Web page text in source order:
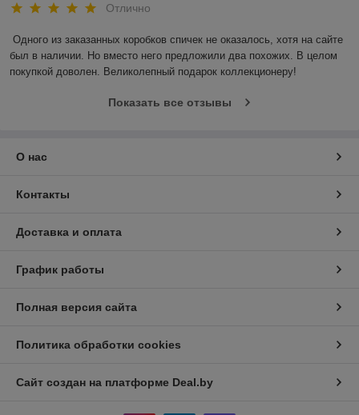
Отлично
Одного из заказанных коробков спичек не оказалось, хотя на сайте
был в наличии. Но вместо него предложили два похожих. В целом
покупкой доволен. Великолепный подарок коллекционеру!
Показать все отзывы
О нас
Контакты
Доставка и оплата
График работы
Полная версия сайта
Политика обработки cookies
Сайт создан на платформе Deal.by